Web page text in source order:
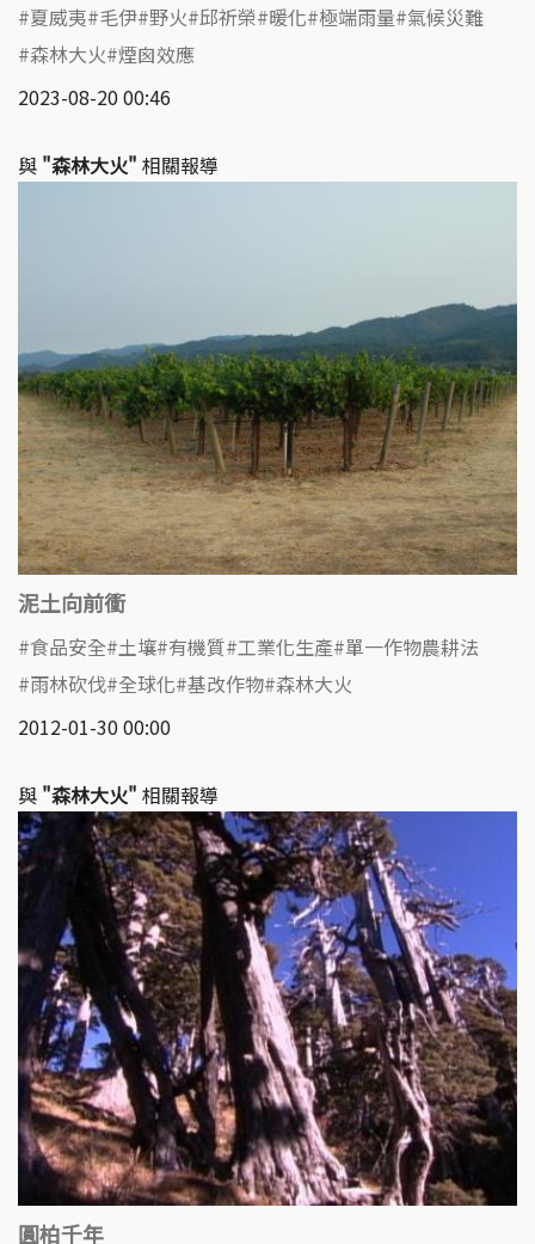
夏威夷 毛伊 野火 邱祈榮 暖化 極端雨量 氣候災難
森林大火 煙囪效應
2023-08-20 00:46
與 "森林大火" 相關報導
泥土向前衝
食品安全 土壤 有機質 工業化生產 單一作物農耕法
雨林砍伐 全球化 基改作物 森林大火
2012-01-30 00:00
與 "森林大火" 相關報導
圓柏千年